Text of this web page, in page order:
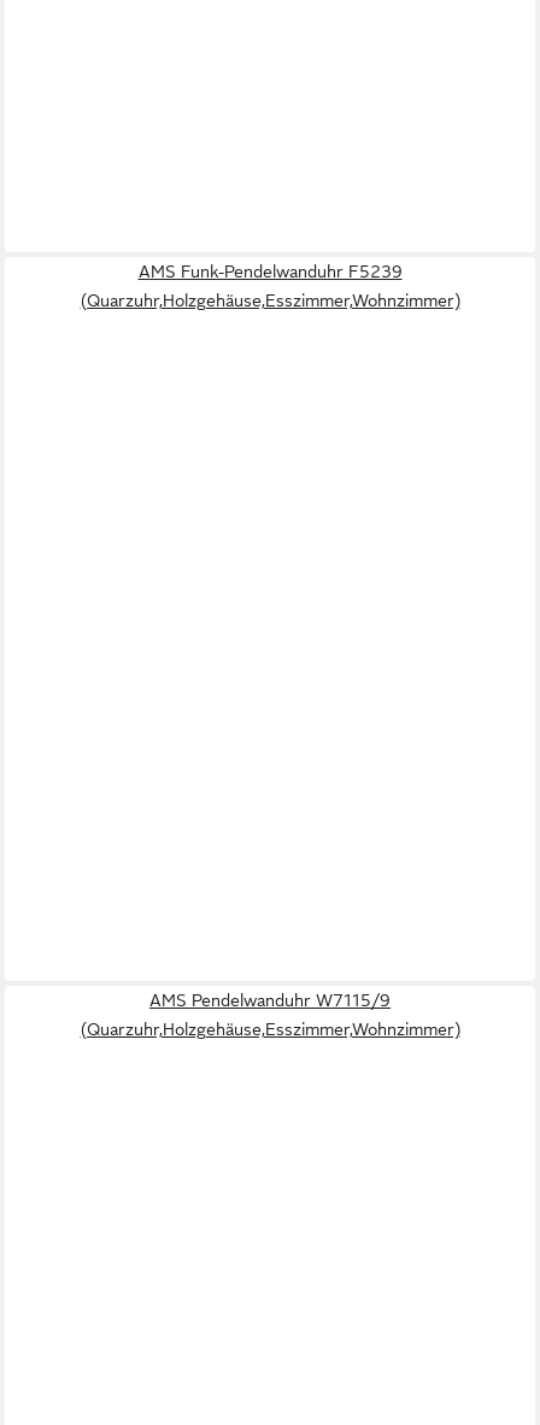
AMS Funk-Pendelwanduhr F5239
(Quarzuhr,Holzgehäuse,Esszimmer,Wohnzimmer)
AMS Pendelwanduhr W7115/9
(Quarzuhr,Holzgehäuse,Esszimmer,Wohnzimmer)